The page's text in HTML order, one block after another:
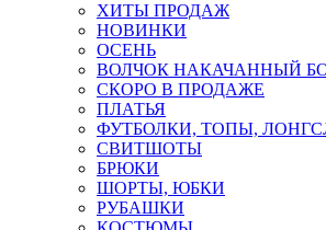
ХИТЫ ПРОДАЖ
НОВИНКИ
ОСЕНЬ
ВОЛЧОК НАКАЧАННЫЙ
СКОРО В ПРОДАЖЕ
ПЛАТЬЯ
ФУТБОЛКИ, ТОПЫ,
СВИТШОТЫ
БРЮКИ
ШОРТЫ, ЮБКИ
РУБАШКИ